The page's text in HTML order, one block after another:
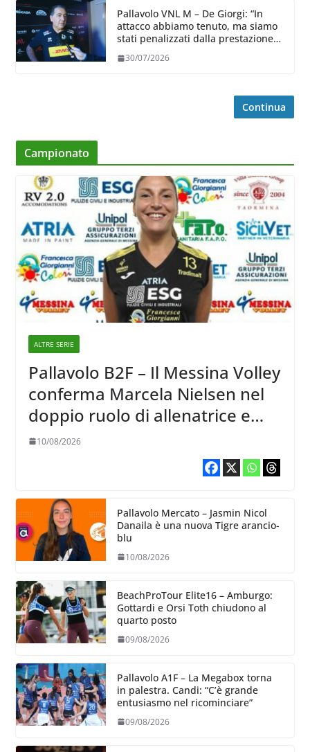
Pallavolo VNL M – De Giorgi: “In
attacco abbiamo tenuto, ma siamo
stati penalizzati dalla prestazione
30/07/2026
Continua
Campionato
ALTRE SERIE
Pallavolo B2F – Il Messina Volley
conferma Marcela Nielsen nel
doppio ruolo di allenatrice e
giocatrice
10/08/2026
Pallavolo Mercato – Jasmin Nicol
Danaila è una nuova Tigre arancio-
blu
10/08/2026
BeachProTour Elite16 – Amburgo:
Gottardi e Orsi Toth chiudono al
quarto posto
09/08/2026
Pallavolo A1F – La Megabox torna
in palestra. Candi: “C’è grande
entusiasmo nel ricominciare”
09/08/2026